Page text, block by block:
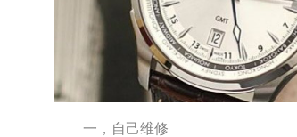
一，自己维修